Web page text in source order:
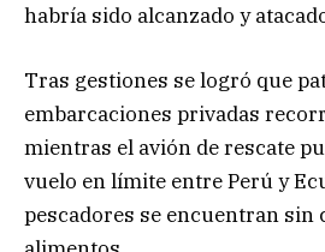
habría sido alcanzado y
Tras gestiones se logró que
embarcaciones privadas
mientras el avión de rescate
vuelo en límite entre Perú y
pescadores se encuentran sin